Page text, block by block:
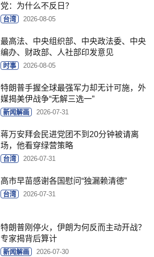
党：为什么不反日？
台湾 2026-08-05
最高法、中央组织部、中央政法委、中央
编办、财政部、人社部印发意见
时事 2026-08-05
特朗普手握全球最强军力却无计可施，外
媒揭美伊战争“无解三选一”
新闻解画 2026-07-31
蒋万安拜会民进党团不到20分钟被请离
场，他看穿绿营策略
台湾 2026-07-31
高市早苗感谢各国慰问“独漏赖清德”
台湾 2026-07-31
特朗普刚停火，伊朗为何反而主动开战？
专家揭背后算计
新闻解画 2026-07-30